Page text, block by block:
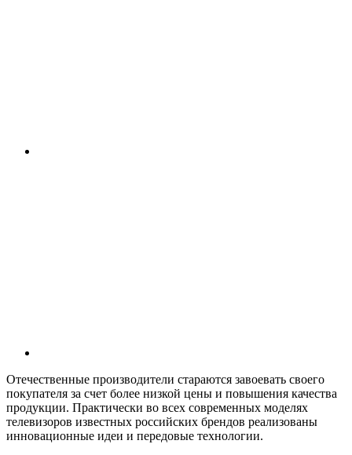
Отечественные производители стараются завоевать своего
покупателя за счет более низкой цены и повышения качества
продукции. Практически во всех современных моделях
телевизоров известных российских брендов реализованы
инновационные идеи и передовые технологии.